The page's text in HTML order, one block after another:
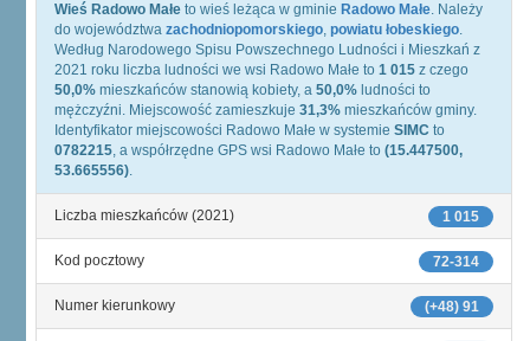
Wieś Radowo Małe to wieś leżąca w gminie Radowo Małe. Należy
do województwa zachodniopomorskiego, powiatu łobeskiego.
Według Narodowego Spisu Powszechnego Ludności i Mieszkań z
2021 roku liczba ludności we wsi Radowo Małe to 1 015 z czego
50,0% mieszkańców stanowią kobiety, a 50,0% ludności to
mężczyźni. Miejscowość zamieszkuje 31,3% mieszkańców gminy.
Identyfikator miejscowości Radowo Małe w systemie SIMC to
0782215, a współrzędne GPS wsi Radowo Małe to (15.447500,
53.665556).
1 015
Liczba mieszkańców (2021)
72-314
Kod pocztowy
(+48) 91
Numer kierunkowy